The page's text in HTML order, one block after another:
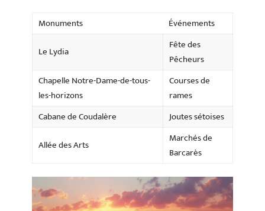
Monuments
Événements
Le Lydia
Fête des
Pêcheurs
Chapelle Notre-Dame-de-tous-
les-horizons
Courses de
rames
Cabane de Coudalère
Joutes sétoises
Allée des Arts
Marchés de
Barcarès